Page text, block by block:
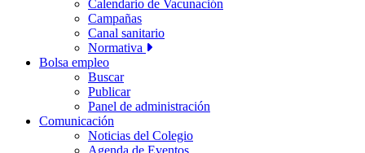
Calendario de Vacunación
Campañas
Canal sanitario
Normativa
Bolsa empleo
Buscar
Publicar
Panel de administración
Comunicación
Noticias del Colegio
Agenda de Eventos